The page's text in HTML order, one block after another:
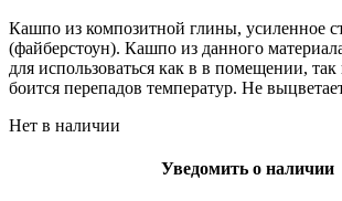
составляла
11,880.00₽.
10,890.00₽.
Кашпо из композитной глины, усиленное
(файберстоун). Кашпо из данного
для использоваться как в в помещении,
боится перепадов температур. Не
Нет в наличии
Уведомить о наличии